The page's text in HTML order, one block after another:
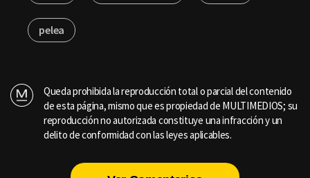
pelea
Queda prohibida la reproducción total o parcial del contenido
de esta página, mismo que es propiedad de MULTIMEDIOS; su
reproducción no autorizada constituye una infracción y un
delito de conformidad con las leyes aplicables.